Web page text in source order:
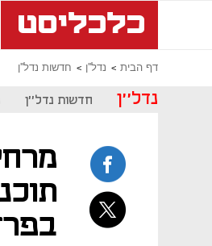
דף הבית נדל''ן חדשות נדל''ן
נדל''ן חדשות נדל''ן